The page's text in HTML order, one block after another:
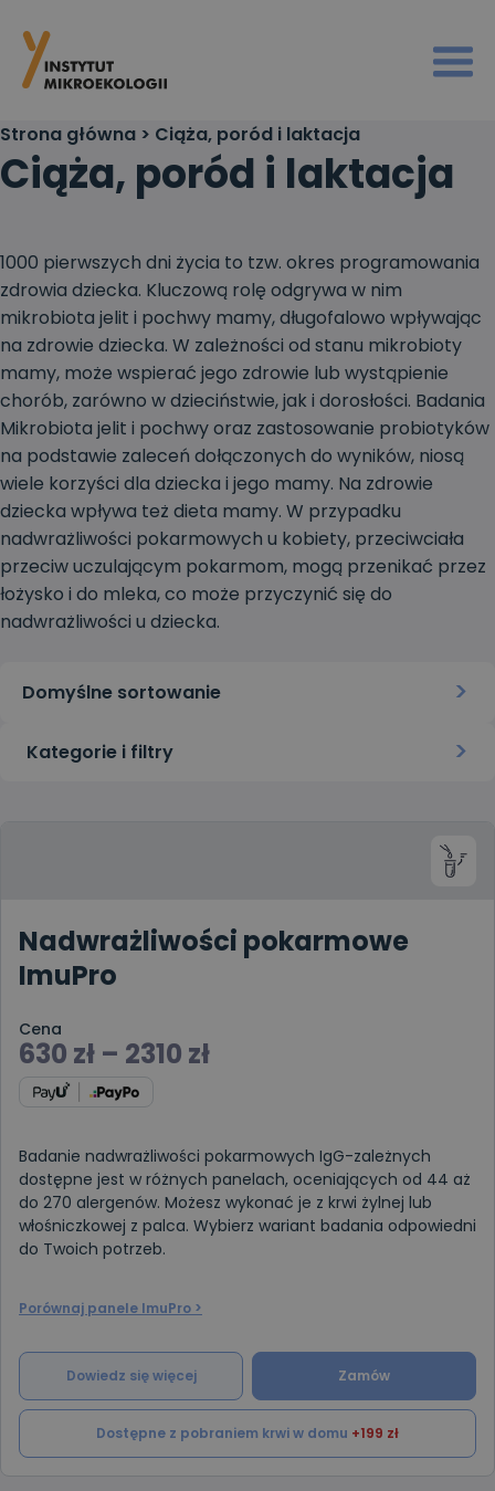
Strona główna > Ciąża, poród i laktacja
Ciąża, poród i laktacja
1000 pierwszych dni życia to tzw. okres programowania
zdrowia dziecka. Kluczową rolę odgrywa w nim
mikrobiota jelit i pochwy mamy, długofalowo wpływając
na zdrowie dziecka. W zależności od stanu mikrobioty
mamy, może wspierać jego zdrowie lub wystąpienie
chorób, zarówno w dzieciństwie, jak i dorosłości. Badania
Mikrobiota jelit i pochwy oraz zastosowanie probiotyków
na podstawie zaleceń dołączonych do wyników, niosą
wiele korzyści dla dziecka i jego mamy. Na zdrowie
dziecka wpływa też dieta mamy. W przypadku
nadwrażliwości pokarmowych u kobiety, przeciwciała
przeciw uczulającym pokarmom, mogą przenikać przez
łożysko i do mleka, co może przyczynić się do
nadwrażliwości u dziecka.
Kategorie i filtry
Nadwrażliwości pokarmowe
ImuPro
Cena
630 zł – 2310 zł
Badanie nadwrażliwości pokarmowych IgG-zależnych
dostępne jest w różnych panelach, oceniających od 44 aż
do 270 alergenów. Możesz wykonać je z krwi żylnej lub
włośniczkowej z palca. Wybierz wariant badania odpowiedni
do Twoich potrzeb.
Porównaj panele ImuPro >
Dowiedz się więcej Zamów
Dostępne z pobraniem krwi w domu +199 zł